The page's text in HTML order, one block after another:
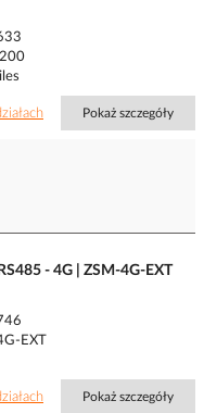
Pokaż szczegóły
- 4G | ZSM-4G-EXT
EXT
Pokaż szczegóły